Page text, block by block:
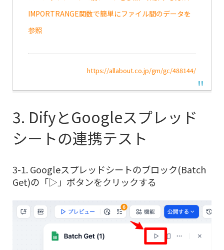
IMPORTRANGE関数で簡単にファイル間のデータを
参照
https://allabout.co.jp/gm/gc/488144/
3. DifyとGoogleスプレッド
シートの連携テスト
3-1. Googleスプレッドシートのブロック(Batch
Get)の「▷」ボタンをクリックする